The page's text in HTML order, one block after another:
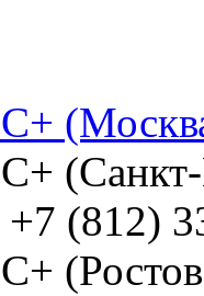
(Санкт-
+7 (812)